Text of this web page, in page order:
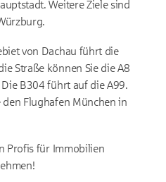
Weitere Ziele sind
von Dachau führt die
Straße können Sie die A8
B304 führt auf die A99.
Flughafen München in
Profis für Immobilien